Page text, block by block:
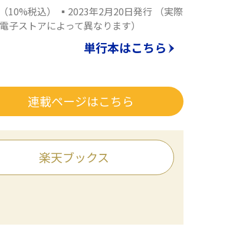
10%税込） ▪2023年2月20日発行 （実際
子ストアによって異なります）
単行本はこちら
連載ページはこちら
楽天ブックス